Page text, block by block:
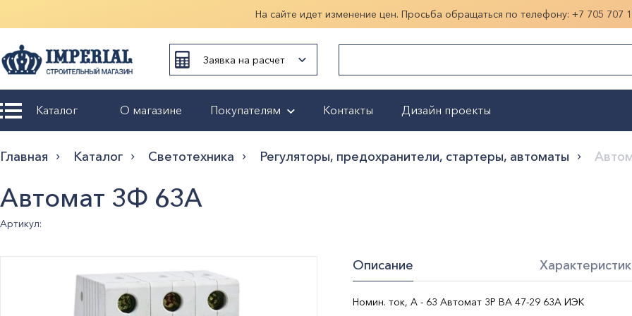
На сайте идет изменение цен. Просьба обращаться по телефону: +7 705 707
Заявка на расчет
Показать больше
Каталог О магазине Покупателям
Возврат и
обмен
Оформление
заказа
Контакты Дизайн проекты
Главная Каталог Светотехника Регуляторы, предохранители, стартеры, автоматы
Автомат 3Ф 63А
Артикул:
Описание
Номин. ток, А - 63 Автомат 3P ВА 47-29 63А ИЭК